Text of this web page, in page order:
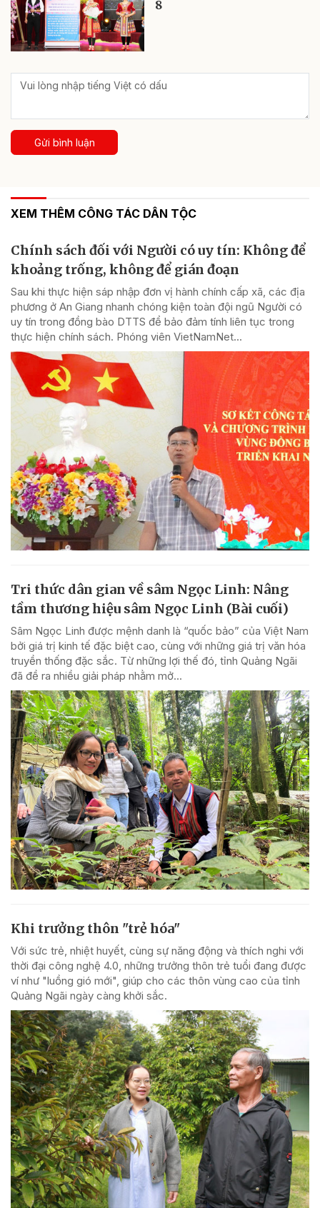
8
Gửi bình luận
XEM THÊM CÔNG TÁC DÂN TỘC
Chính sách đối với Người có uy tín: Không để
khoảng trống, không để gián đoạn
Sau khi thực hiện sáp nhập đơn vị hành chính cấp xã, các địa
phương ở An Giang nhanh chóng kiện toàn đội ngũ Người có
uy tín trong đồng bào DTTS để bảo đảm tính liên tục trong
thực hiện chính sách. Phóng viên VietNamNet...
Tri thức dân gian về sâm Ngọc Linh: Nâng
tầm thương hiệu sâm Ngọc Linh (Bài cuối)
Sâm Ngọc Linh được mệnh danh là “quốc bảo” của Việt Nam
bởi giá trị kinh tế đặc biệt cao, cùng với những giá trị văn hóa
truyền thống đặc sắc. Từ những lợi thế đó, tỉnh Quảng Ngãi
đã đề ra nhiều giải pháp nhằm mở...
Khi trưởng thôn "trẻ hóa"
Với sức trẻ, nhiệt huyết, cùng sự năng động và thích nghi với
thời đại công nghệ 4.0, những trưởng thôn trẻ tuổi đang được
ví như "luồng gió mới", giúp cho các thôn vùng cao của tỉnh
Quảng Ngãi ngày càng khởi sắc.